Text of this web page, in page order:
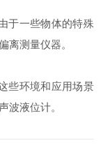
一些物体的特殊
离测量仪器。
环境和应用场景
波液位计。